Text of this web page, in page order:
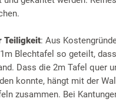
Teiligkeit: Aus
Blechtafel so geteilt,
Dass die 2m Tafel quer
konnte, hängt mit der
zusammen. Bei